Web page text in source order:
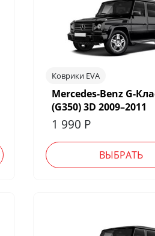
Коврики EVA
Mercedes-Benz G-
(G350) 3D 2009–2011
1 990 Р
ВЫБРАТЬ